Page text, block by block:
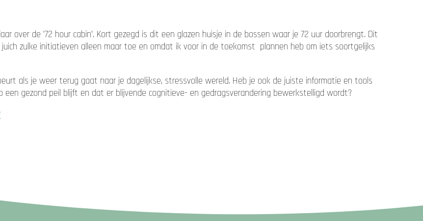
over de ’72 hour cabin’. Kort gezegd is dit een glazen huisje in de bossen waar je 72 uur doorbrengt. Dit
zulke initiatieven alleen maar toe en omdat ik voor in de toekomst plannen heb om iets soortgelijks
als je weer terug gaat naar je dagelijkse, stressvolle wereld. Heb je ook de juiste informatie en tools
gezond peil blijft en dat er blijvende cognitieve- en gedragsverandering bewerkstelligd wordt?